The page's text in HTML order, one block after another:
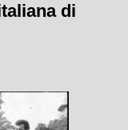
di